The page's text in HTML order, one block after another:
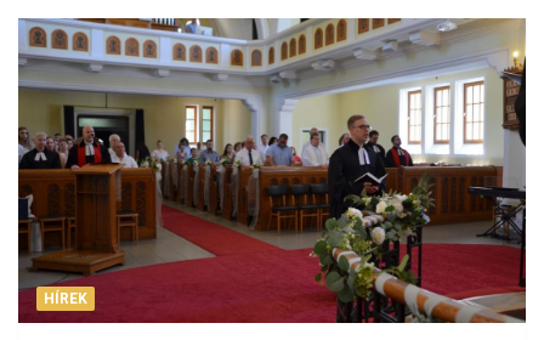
HÍREK